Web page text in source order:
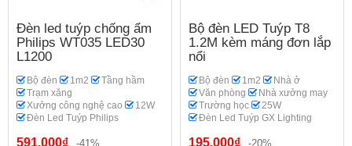
Đèn led tuýp chống ẩm
Philips WT035 LED30
L1200
Bộ đèn 1m2
Tầng hầm
Trạm xăng
Xưởng công nghệ cao
12W
Đèn Led Tuýp Philips
591.000₫
-41%
Bộ đèn LED Tuýp T8
1.2M kèm máng đơn lắp
nổi
Bộ đèn 1m2
Nhà ở
Văn phòng
Nhà xưởng may
Trường học
25W
Đèn Led Tuýp GX Lighting
195.000₫
-20%